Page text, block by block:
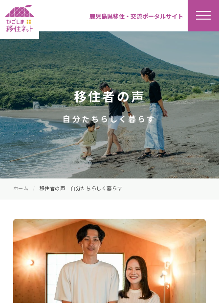
鹿児島県移住・交流ポータルサイト
移住者の声
自分たちらしく暮らす
ホーム 移住者の声 自分たちらしく暮らす